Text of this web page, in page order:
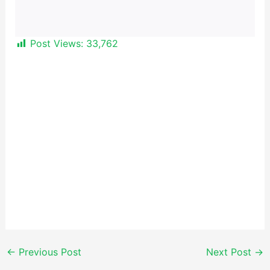
Post Views: 33,762
← Previous Post Next Post →